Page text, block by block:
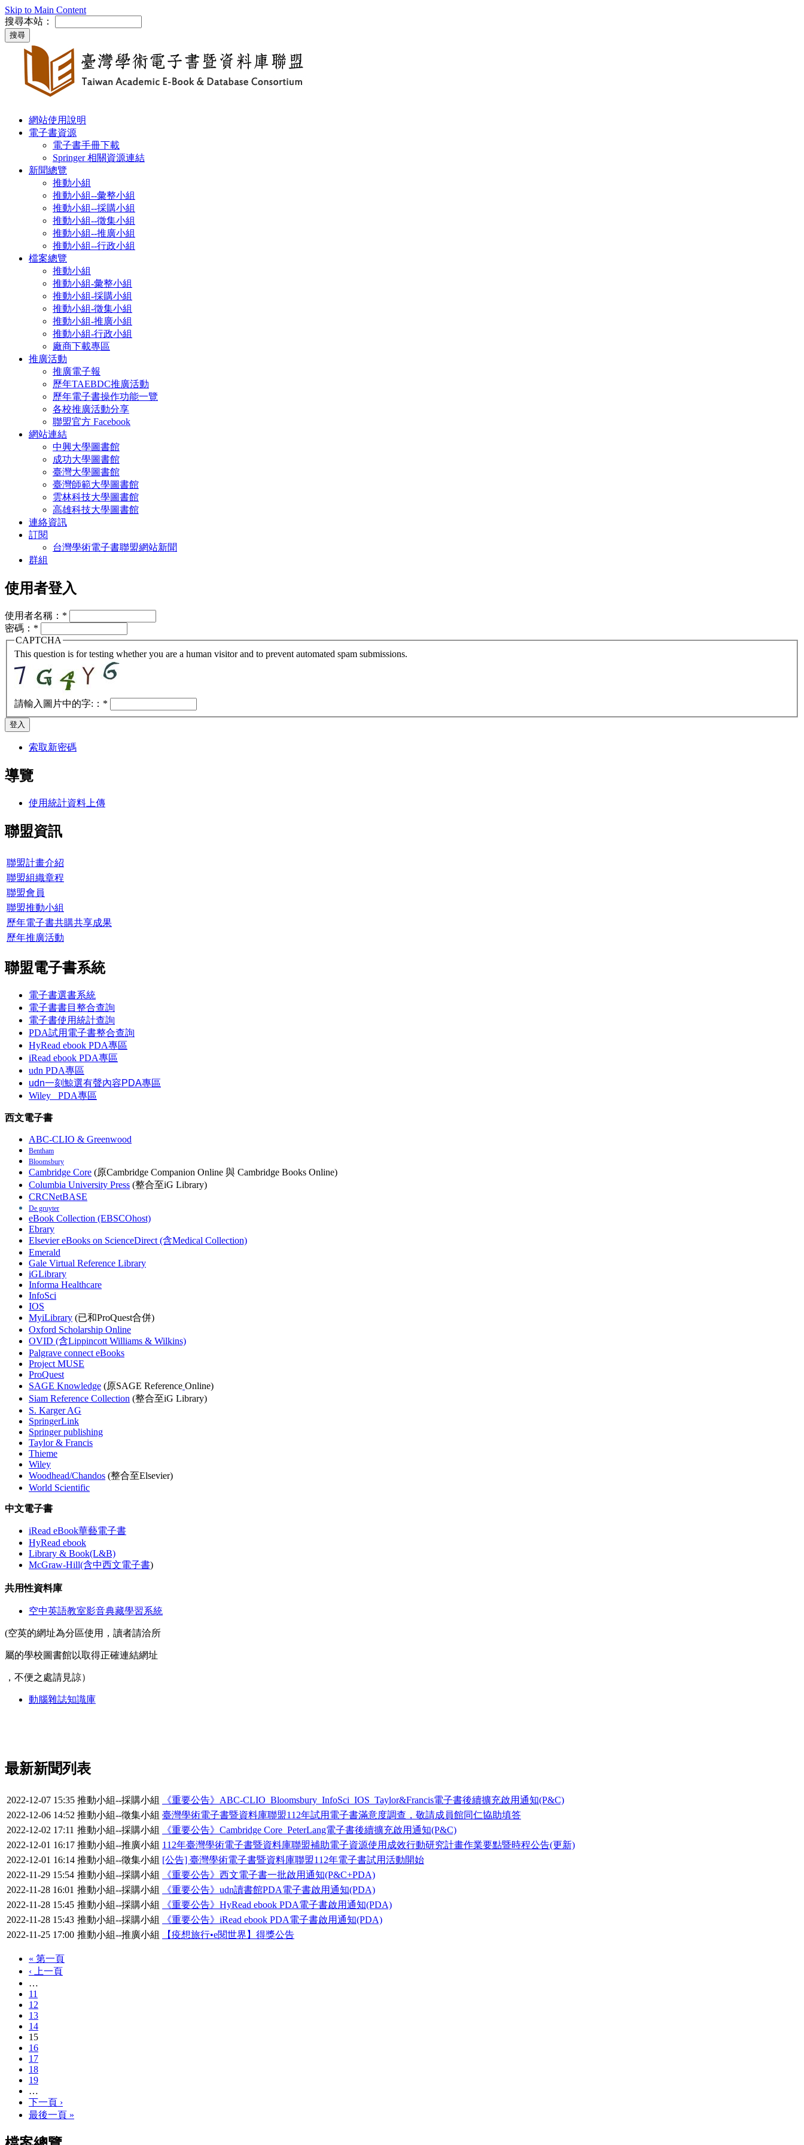
Skip to Main Content
搜尋本站：
網站使用說明
電子書資源
電子書手冊下載
Springer 相關資源連結
新聞總覽
推動小組
推動小組--彙整小組
推動小組--採購小組
推動小組--徵集小組
推動小組--推廣小組
推動小組--行政小組
檔案總覽
推動小組
推動小組-彙整小組
推動小組-採購小組
推動小組-徵集小組
推動小組-推廣小組
推動小組-行政小組
廠商下載專區
推廣活動
推廣電子報
歷年TAEBDC推廣活動
歷年電子書操作功能一覽
各校推廣活動分享
聯盟官方 Facebook
網站連結
中興大學圖書館
成功大學圖書館
臺灣大學圖書館
臺灣師範大學圖書館
雲林科技大學圖書館
高雄科技大學圖書館
連絡資訊
訂閱
台灣學術電子書聯盟網站新聞
群組
使用者登入
使用者名稱： *
密碼： *
CAPTCHA
This question is for testing whether you are a human visitor and to prevent automated spam submissions.
請輸入圖片中的字:： *
索取新密碼
導覽
使用統計資料上傳
聯盟資訊
聯盟計畫介紹
聯盟組織章程
聯盟會員
聯盟推動小組
歷年電子書共購共享成果
歷年推廣活動
聯盟電子書系統
電子書選書系統
電子書書目整合查詢
電子書使用統計查詢
PDA試用電子書整合查詢
HyRead ebook PDA專區
iRead ebook PDA專區
udn PDA專區
udn一刻鯨選有聲內容PDA專區
Wiley
PDA專區
西文電子書
ABC-CLIO & Greenwood
Bentham
Bloomsbury
Cambridge Core (原Cambridge Companion Online 與 Cambridge Books Online)
Columbia University Press (整合至iG Library)
CRCNetBASE
De gruyter
eBook Collection (EBSCOhost)
Ebrary
Elsevier eBooks on ScienceDirect (含Medical Collection)
Emerald
Gale Virtual Reference Library
iGLibrary
Informa Healthcare
InfoSci
IOS
MyiLibrary (已和ProQuest合併)
Oxford Scholarship Online
OVID (含Lippincott Williams & Wilkins)
Palgrave connect eBooks
Project MUSE
ProQuest
SAGE Knowledge (原SAGE Reference Online)
Siam Reference Collection (整合至iG Library)
S. Karger AG
SpringerLink
Springer publishing
Taylor & Francis
Thieme
Wiley
Woodhead/Chandos (整合至Elsevier)
World Scientific
中文電子書
iRead eBook華藝電子書
HyRead ebook
Library & Book(L&B)
McGraw-Hill(含中西文電子書)
共用性資料庫
空中英語教室影音典藏學習系統
(空英的網址為分區使用，讀者請洽所
屬的學校圖書館以取得正確連結網址
，不便之處請見諒）
動腦雜誌知識庫
最新新聞列表
2022-12-07 15:35 推動小組--採購小組
《重要公告》ABC-CLIO_Bloomsbury_InfoSci_IOS_Taylor&Francis電子書後續擴充啟用通知(P&C)
2022-12-06 14:52 推動小組--徵集小組 臺灣學術電子書暨資料庫聯盟112年試用電子書滿意度調查，敬請成員館同仁協助填答
2022-12-02 17:11 推動小組--採購小組
《重要公告》Cambridge Core_PeterLang電子書後續擴充啟用通知(P&C)
2022-12-01 16:17 推動小組--推廣小組 112年臺灣學術電子書暨資料庫聯盟補助電子資源使用成效行動研究計畫作業要點暨時程公告(更新)
2022-12-01 16:14 推動小組--徵集小組 [公告] 臺灣學術電子書暨資料庫聯盟112年電子書試用活動開始
2022-11-29 15:54 推動小組--採購小組
《重要公告》西文電子書一批啟用通知(P&C+PDA)
2022-11-28 16:01 推動小組--採購小組
《重要公告》udn讀書館PDA電子書啟用通知(PDA)
2022-11-28 15:45 推動小組--採購小組
《重要公告》HyRead ebook PDA電子書啟用通知(PDA)
2022-11-28 15:43 推動小組--採購小組
《重要公告》iRead ebook PDA電子書啟用通知(PDA)
2022-11-25 17:00 推動小組--推廣小組 【疫想旅行•e閱世界】得獎公告
« 第一頁
‹ 上一頁
…
11
12
13
14
15
16
17
18
19
…
下一頁 ›
最後一頁 »